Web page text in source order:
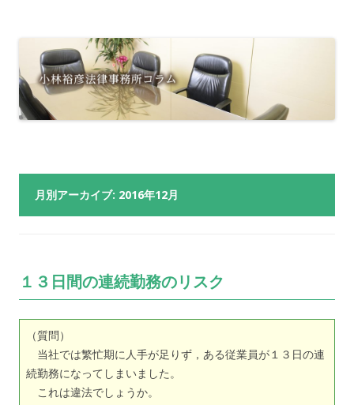
月別アーカイブ: 2016年12月
１３日間の連続勤務のリスク
（質問）
当社では繁忙期に人手が足りず，ある従業員が１３日の連
続勤務になってしまいました。
これは違法でしょうか。